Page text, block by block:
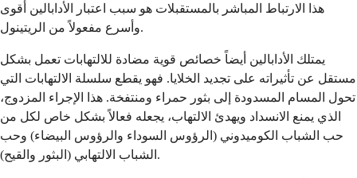
هذا الارتباط المباشر بالمستقبلات هو سبب اعتبار الأدابالين أقوى
وأسرع مفعولاً من الريتينول.
يمتلك الأدابالين أيضاً خصائص قوية مضادة للالتهابات تعمل بشكل
مستقل عن تأثيراته على تجديد الخلايا. فهو يقطع سلسلة الالتهابات التي
تحول المسام المسدودة إلى بثور حمراء ومنتفخة. هذا الإجراء المزدوج،
الذي يمنع الانسداد ويهدئ الالتهاب، يجعله فعالاً بشكل خاص لكل من
حب الشباب الكوميدوني (الرؤوس السوداء والرؤوس البيضاء) وحب
الشباب الالتهابي (البثور والقيح).